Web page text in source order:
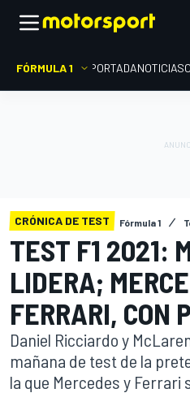
FÓRMULA 1 PORTADANOTICIAS
CRÓNICA DE TEST Fórmula 1
TEST F1 2021:
LIDERA;
FERRARI, CON
Daniel Ricciardo y
mañana de test de la
la que Mercedes y Ferrari